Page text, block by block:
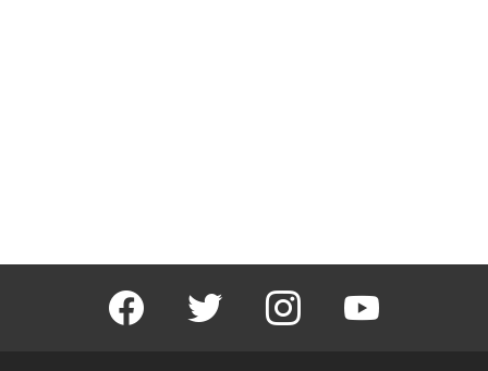
facebook twitter instagram